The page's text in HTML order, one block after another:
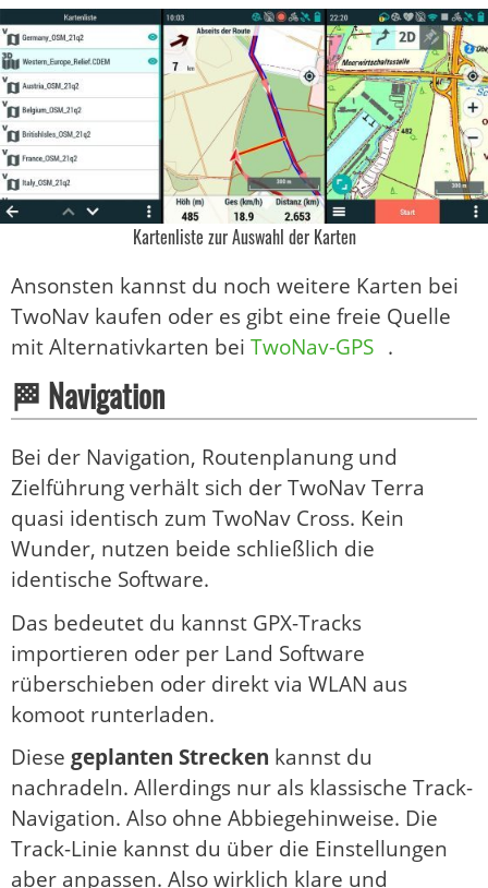
Kartenliste zur Auswahl der Karten
Ansonsten kannst du noch weitere Karten bei
TwoNav kaufen oder es gibt eine freie Quelle
mit Alternativkarten bei TwoNav-GPS .
🏁 Navigation
Bei der Navigation, Routenplanung und
Zielführung verhält sich der TwoNav Terra
quasi identisch zum TwoNav Cross. Kein
Wunder, nutzen beide schließlich die
identische Software.
Das bedeutet du kannst GPX-Tracks
importieren oder per Land Software
rüberschieben oder direkt via WLAN aus
komoot runterladen.
Diese geplanten Strecken kannst du
nachradeln. Allerdings nur als klassische Track-
Navigation. Also ohne Abbiegehinweise. Die
Track-Linie kannst du über die Einstellungen
aber anpassen. Also wirklich klare und